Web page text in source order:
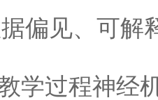
偏见、可解
学过程神经